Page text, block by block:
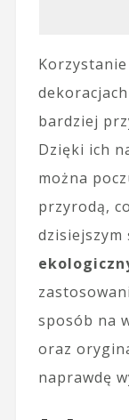
bardziej
Dzięki ich
można
przyrodą,
dzisiejszym
sposób na
oraz
naprawdę